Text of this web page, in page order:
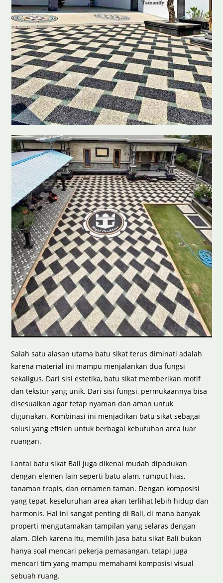
Salah satu alasan utama batu sikat terus diminati adalah
karena material ini mampu menjalankan dua fungsi
sekaligus. Dari sisi estetika, batu sikat memberikan motif
dan tekstur yang unik. Dari sisi fungsi, permukaannya bisa
disesuaikan agar tetap nyaman dan aman untuk
digunakan. Kombinasi ini menjadikan batu sikat sebagai
solusi yang efisien untuk berbagai kebutuhan area luar
ruangan.
Lantai batu sikat Bali juga dikenal mudah dipadukan
dengan elemen lain seperti batu alam, rumput hias,
tanaman tropis, dan ornamen taman. Dengan komposisi
yang tepat, keseluruhan area akan terlihat lebih hidup dan
harmonis. Hal ini sangat penting di Bali, di mana banyak
properti mengutamakan tampilan yang selaras dengan
alam. Oleh karena itu, memilih jasa batu sikat Bali bukan
hanya soal mencari pekerja pemasangan, tetapi juga
mencari tim yang mampu memahami komposisi visual
sebuah ruang.